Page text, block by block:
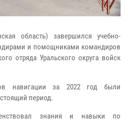
область) завершился учебно-
и помощниками командиров
отряда Уральского округа войск
навигации за 2022 год были
период.
знания и навыки по